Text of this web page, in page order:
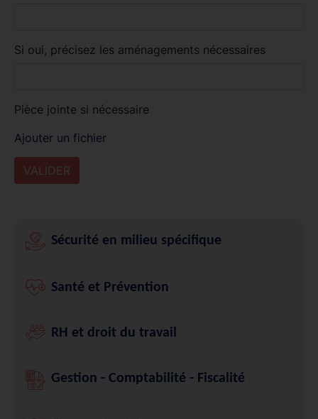
Si oui, précisez les aménagements nécessaires
Pièce jointe si nécessaire
Ajouter un fichier
Sécurité en milieu spécifique
Santé et Prévention
RH et droit du travail
Gestion - Comptabilité - Fiscalité